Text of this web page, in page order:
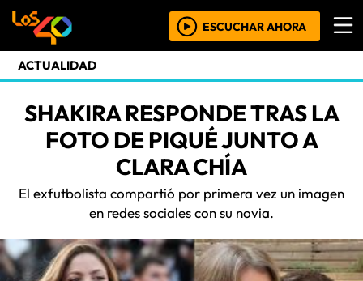
ESCUCHAR AHORA
ACTUALIDAD
SHAKIRA RESPONDE TRAS LA
FOTO DE PIQUÉ JUNTO A
CLARA CHÍA
El exfutbolista compartió por primera vez un imagen
en redes sociales con su novia.